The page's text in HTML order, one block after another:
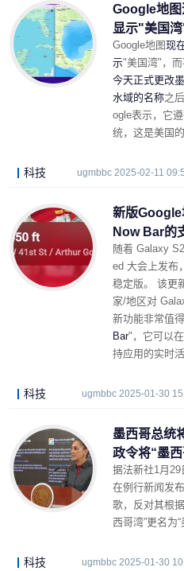
Google地图
显示"美国
Google地图现
示"美国湾"，
今天正式更改
水域的名称之
ogle表示，它
统，这是美国
科技 ugmbbc 2025-02-11
新版Google
Now Bar的
随着 Galaxy
ed 大会上发布
稳定版。 该更
家/地区对
新功能非常值
Bar"，它可以
持应用的实时活
科技 ugmbbc 2025-01-30
墨西哥总统
政令将“墨
据法新社1月
在例行新闻发
歌，反对其根
西哥湾”更名为“
科技 ugmbbc 2025-01-30